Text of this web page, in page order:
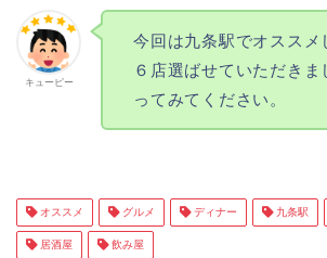
キューピー
今回は九条駅でオススメ
６店選ばせていただきま
ってみてください。
オススメ グルメ ディナー 九条駅
居酒屋 飲み屋